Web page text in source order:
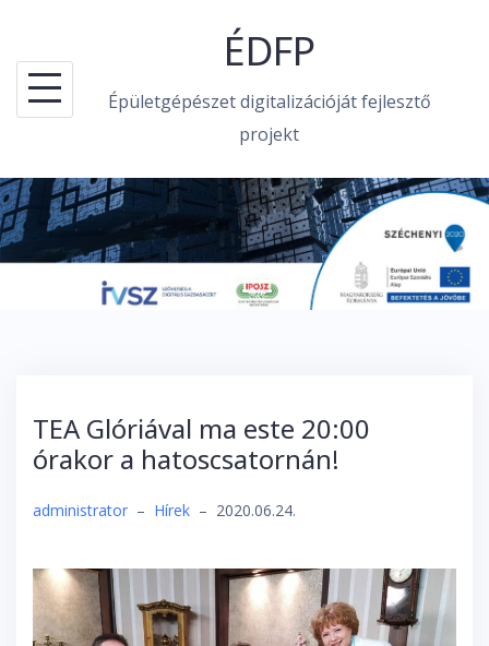
content
ÉDFP
Épületgépészet digitalizációját fejlesztő
projekt
TEA Glóriával ma este 20:00
órakor a hatoscsatornán!
administrator – Hírek – 2020.06.24.